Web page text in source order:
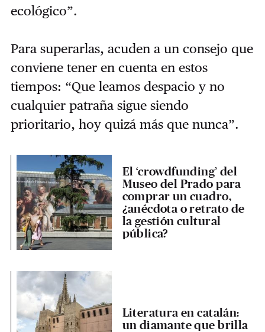
ecológico”.
Para superarlas, acuden a un consejo que
conviene tener en cuenta en estos
tiempos: “Que leamos despacio y no
cualquier patraña sigue siendo
prioritario, hoy quizá más que nunca”.
El ‘crowdfunding’ del
Museo del Prado para
comprar un cuadro,
¿anécdota o retrato de
la gestión cultural
pública?
Literatura en catalán:
un diamante que brilla